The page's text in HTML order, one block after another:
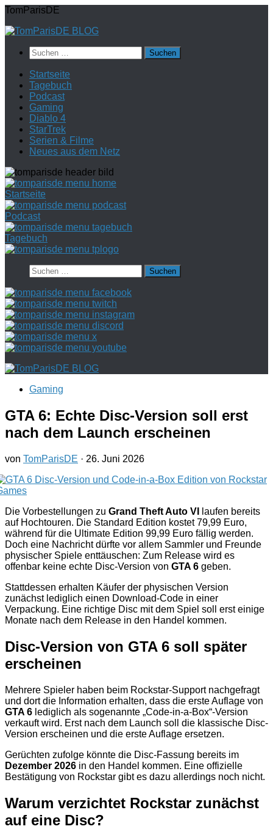
Zum
springen
TomParisDE
Suchen
nach:
Startseite
Tagebuch
Podcast
Gaming
Diablo 4
StarTrek
Serien & Filme
Neues aus dem Netz
Startseite
Podcast
Tagebuch
Suchen
nach:
Gaming
GTA 6: Echte Disc-Version soll erst
nach dem Launch erscheinen
von TomParisDE · 26. Juni 2026
Die Vorbestellungen zu Grand Theft Auto VI
laufen bereits
auf Hochtouren. Die Standard Edition kostet 79,99 Euro,
während für die Ultimate Edition 99,99 Euro fällig werden.
Doch eine Nachricht dürfte vor allem Sammler und Freunde
physischer Spiele enttäuschen: Zum Release wird es
offenbar keine echte Disc-Version von GTA 6 geben.
Stattdessen erhalten Käufer der physischen Version
zunächst lediglich einen Download-Code in einer
Verpackung. Eine richtige Disc mit dem Spiel soll erst einige
Monate nach dem Release in den Handel kommen.
Disc-Version von GTA 6 soll später
erscheinen
Mehrere Spieler haben beim Rockstar-Support nachgefragt
und dort die Information erhalten, dass die erste Auflage von
GTA 6 lediglich als sogenannte „Code-in-a-Box“-Version
verkauft wird. Erst nach dem Launch soll die klassische Disc-
Version erscheinen und die erste Auflage ersetzen.
Gerüchten zufolge könnte die Disc-Fassung bereits im
Dezember 2026 in den Handel kommen. Eine offizielle
Bestätigung von Rockstar gibt es dazu allerdings noch nicht.
Warum verzichtet Rockstar zunächst
auf eine Disc?